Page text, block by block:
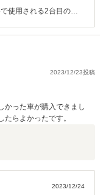
使用される2台目の社
お車の事でご不明な点
ださいませ(*^^*)
2023/12/23投稿
かった車が購入できまし
らよかったです。
2023/12/24